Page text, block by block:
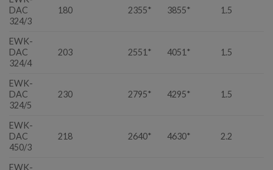
DAC
324/3
180 2355* 3855* 1.5
EWK-
DAC
324/4
203 2551* 4051* 1.5
EWK-
DAC
324/5
230 2795* 4295* 1.5
EWK-
DAC
450/3
218 2640* 4630* 2.2
EWK-